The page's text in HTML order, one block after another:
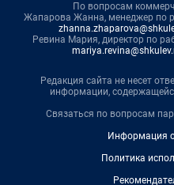
По вопросам
Жапарова Жанна, менеджер по
Ревина Мария, директор по
Редакция сайта не несет
информации,
Связаться по вопросам
Информация
Политика